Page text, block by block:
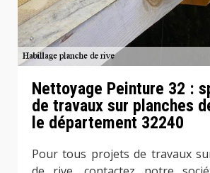
Nettoyage Peinture 32 :
de travaux sur planches
le département 32240
Pour tous projets de travaux